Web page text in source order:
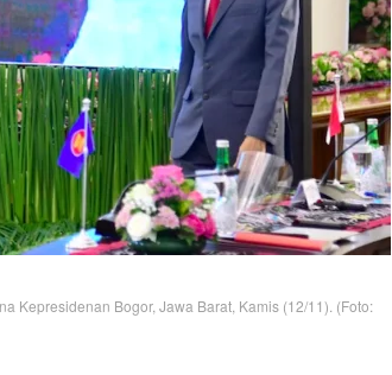
Kepresidenan Bogor, Jawa Barat, Kamis (12/11). (Foto: